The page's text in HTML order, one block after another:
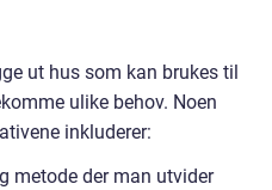
ut hus som kan brukes til
ulike behov. Noen
inkluderer:
metode der man utvider